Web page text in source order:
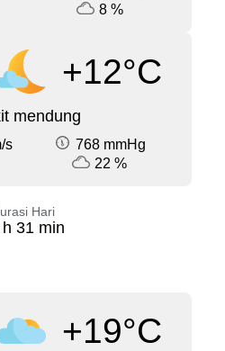
8 %
+12°C
mendung
s
768 mmHg
22 %
Hari
31 min
+19°C